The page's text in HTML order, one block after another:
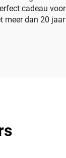
cadeau voor
meer dan 20